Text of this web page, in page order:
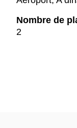
Nombre de
2